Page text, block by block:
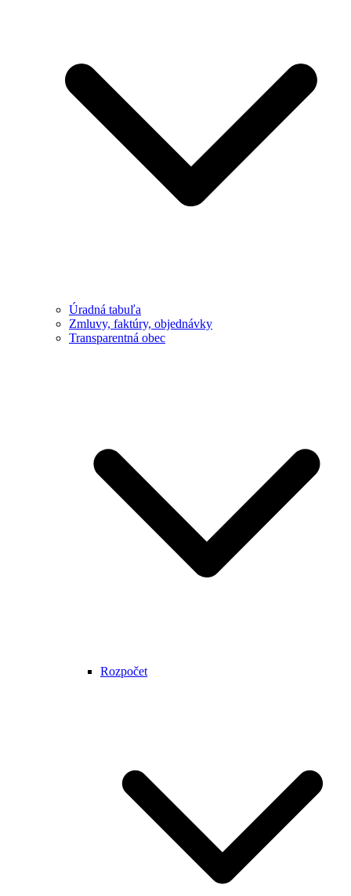
Úradná tabuľa
Zmluvy, faktúry, objednávky
Transparentná obec
Rozpočet